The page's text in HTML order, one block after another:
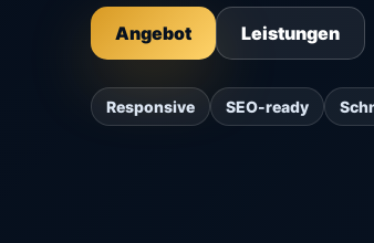
Angebot Leistungen
Responsive SEO-ready